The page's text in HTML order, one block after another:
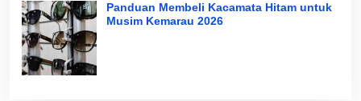
Panduan Membeli Kacamata Hitam untuk
Musim Kemarau 2026